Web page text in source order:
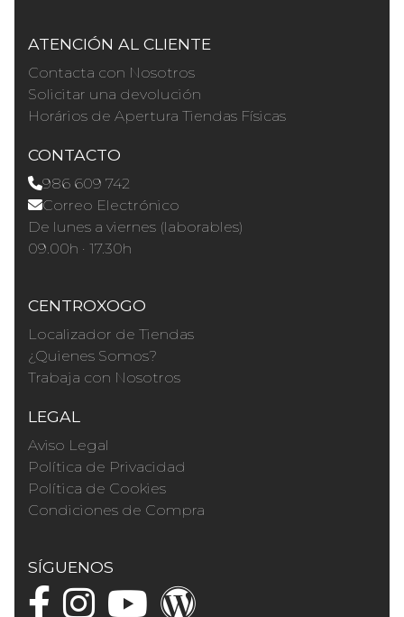
ATENCIÓN AL CLIENTE
Contacta con Nosotros
Solicitar una devolución
Horários de Apertura Tiendas Físicas
CONTACTO
986 609 742
Correo Electrónico
De lunes a viernes (laborables)
09.00h · 17.30h
CENTROXOGO
Localizador de Tiendas
¿Quienes Somos?
Trabaja con Nosotros
LEGAL
Aviso Legal
Política de Privacidad
Política de Cookies
Condiciones de Compra
SÍGUENOS